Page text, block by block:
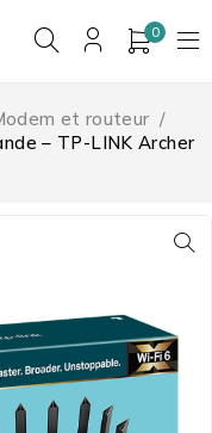
0
et routeur /
– TP-LINK Archer